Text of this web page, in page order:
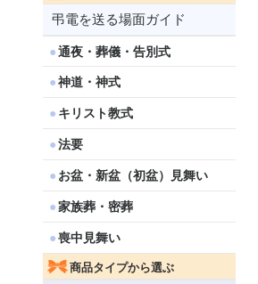
弔電を送る場面ガイド
通夜・葬儀・告別式
神道・神式
キリスト教式
法要
お盆・新盆（初盆）見舞い
家族葬・密葬
喪中見舞い
商品タイプから選ぶ